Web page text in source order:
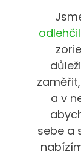
a v
sebe a